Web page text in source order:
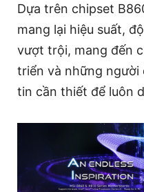
Dựa trên chipset
mang lại hiệu suất,
vượt trội, mang đến
triển và những người
tin cần thiết để luôn